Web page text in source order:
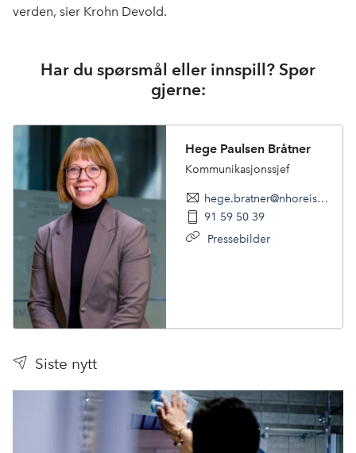
verden, sier Krohn Devold.
Har du spørsmål eller innspill? Spør
gjerne:
Hege Paulsen Bråtner
Kommunikasjonssjef
hege.bratner@nhoreiseliv.no
91 59 50 39
Pressebilder
Siste nytt